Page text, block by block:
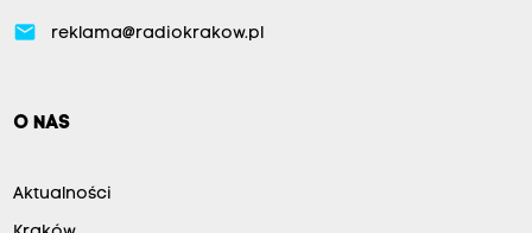
email reklama@radiokrakow.pl
O NAS
Aktualności